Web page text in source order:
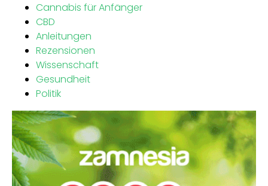
Cannabis für Anfänger
CBD
Anleitungen
Rezensionen
Wissenschaft
Gesundheit
Politik